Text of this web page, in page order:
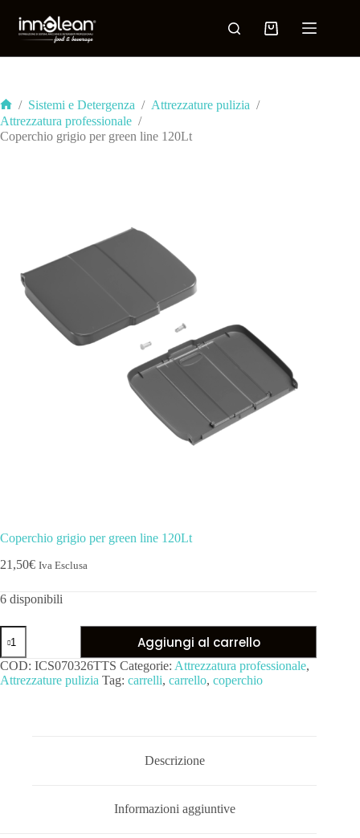
/ Sistemi e Detergenza / Attrezzature pulizia /
Attrezzatura professionale /
Coperchio grigio per green line 120Lt
Coperchio grigio per green line 120Lt
21,50€ Iva Esclusa
6 disponibili
Aggiungi al carrello
COD: ICS070326TTS Categorie: Attrezzatura professionale,
Attrezzature pulizia Tag: carrelli, carrello, coperchio
Descrizione
Informazioni aggiuntive